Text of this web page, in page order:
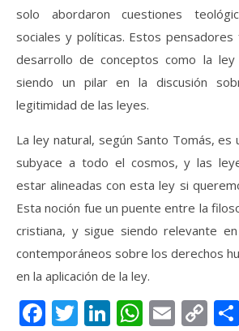
solo abordaron cuestiones
sociales y políticas. Estos
desarrollo de conceptos como la ley
siendo un pilar en la discusión
legitimidad de las leyes.
La ley natural, según Santo Tomás, es
subyace a todo el cosmos, y las
estar alineadas con esta ley si
Esta noción fue un puente entre la
cristiana, y sigue siendo relevante
contemporáneos sobre los derechos
en la aplicación de la ley.
Facebook
Twitter
LinkedIn
Email